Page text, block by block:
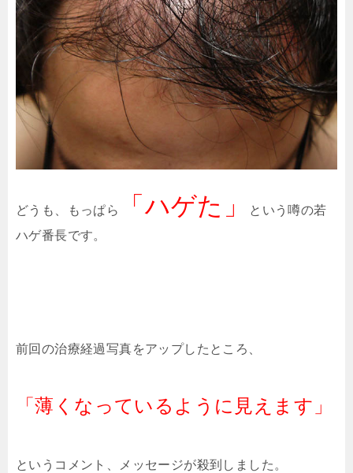
どうも、もっぱら 「ハゲた」
という噂の若
ハゲ番長です。
前回の治療経過写真をアップしたところ、
「薄くなっているように見えます」
というコメント、メッセージが殺到しました。